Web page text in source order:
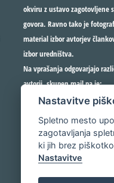
okviru z ustavo zagotovljene
govora. Ravno tako je
material izbor avtorjev
izbor uredništva.
Na vprašanja odgovarjajo
avtorji, skupen mail pa je:
arrevija@gmail.com
Nastavitve
Spletno mesto
zagotavljanja
ki jih brez
Nastavitve